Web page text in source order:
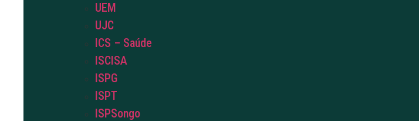
UEM
UJC
ICS – Saúde
ISCISA
ISPG
ISPT
ISPSongo